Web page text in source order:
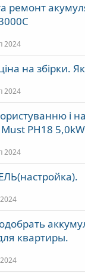
ремонт
2024
на збірки.
2024
і
PH18
2024
квартиры.